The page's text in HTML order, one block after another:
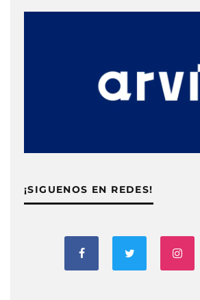
¡SIGUENOS EN REDES!